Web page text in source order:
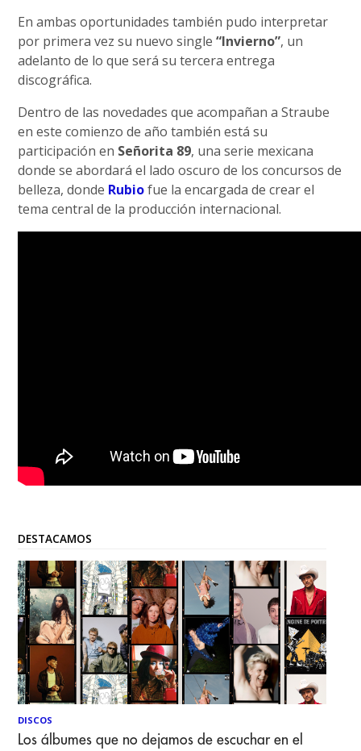
En ambas oportunidades también pudo interpretar
por primera vez su nuevo single“Invierno”, un
adelanto de lo que será su tercera entrega
discográfica.
Dentro de las novedades que acompañan a Straube
en este comienzo de año también está su
participación en Señorita 89, una serie mexicana
donde se abordará el lado oscuro de los concursos de
belleza, donde Rubiofue la encargada de crear el
tema central de la producción internacional.
DESTACAMOS
DISCOS
Los álbumes que no dejamos de escuchar en el